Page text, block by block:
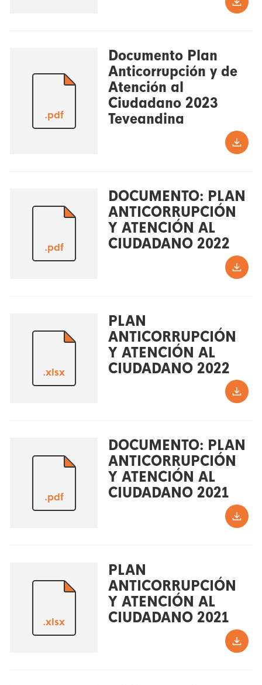
.pdf
Documento Plan
Anticorrupción y de
Atención al
Ciudadano 2023
Teveandina
.pdf
DOCUMENTO: PLAN
ANTICORRUPCIÓN
Y ATENCIÓN AL
CIUDADANO 2022
.xlsx
PLAN
ANTICORRUPCIÓN
Y ATENCIÓN AL
CIUDADANO 2022
.pdf
DOCUMENTO: PLAN
ANTICORRUPCIÓN
Y ATENCIÓN AL
CIUDADANO 2021
.xlsx
PLAN
ANTICORRUPCIÓN
Y ATENCIÓN AL
CIUDADANO 2021